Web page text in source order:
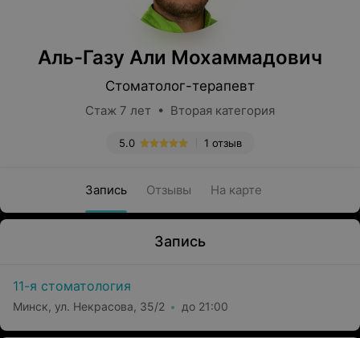
Аль-Газу Али Мохаммадович
Стоматолог-терапевт
Стаж 7 лет • Вторая категория
1 отзыв
5.0
Запись Отзывы На карте
Запись
11-я стоматология
Минск, ул. Некрасова, 35/2 до 21:00